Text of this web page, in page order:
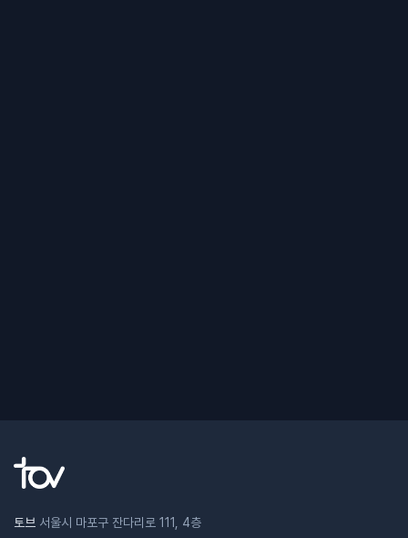
토브 서울시 마포구 잔다리로 111, 4층